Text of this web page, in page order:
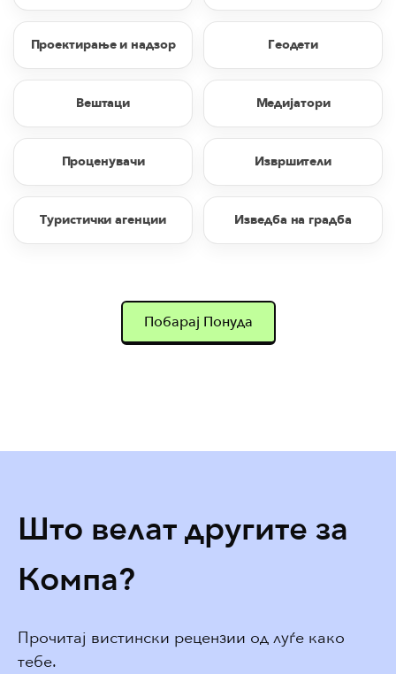
Проектирање и надзор Геодети
Вештаци Медијатори
Проценувачи Извршители
Туристички агенции Изведба на градба
Побарај Понуда
Што велат другите за
Компа?
Прочитај вистински рецензии од луѓе како
тебе.